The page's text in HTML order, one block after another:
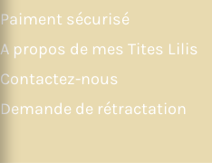
Paiment sécurisé
A propos de mes Tites Lilis
Contactez-nous
Demande de rétractation